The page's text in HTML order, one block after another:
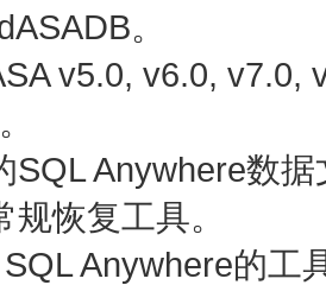
。
v5.0, v6.0, v7.0,
SQL Anywhere数
恢复工具。
Anywhere的工